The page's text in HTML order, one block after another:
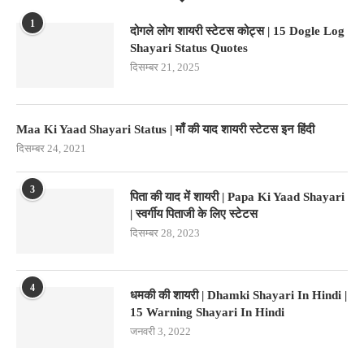
1
दोगले लोग शायरी स्टेटस कोट्स | 15 Dogle Log
Shayari Status Quotes
दिसम्बर 21, 2025
Maa Ki Yaad Shayari Status | माँ की याद शायरी स्टेटस इन हिंदी
दिसम्बर 24, 2021
3
पिता की याद में शायरी | Papa Ki Yaad Shayari
| स्वर्गीय पिताजी के लिए स्टेटस
दिसम्बर 28, 2023
4
धमकी की शायरी | Dhamki Shayari In Hindi |
15 Warning Shayari In Hindi
जनवरी 3, 2022